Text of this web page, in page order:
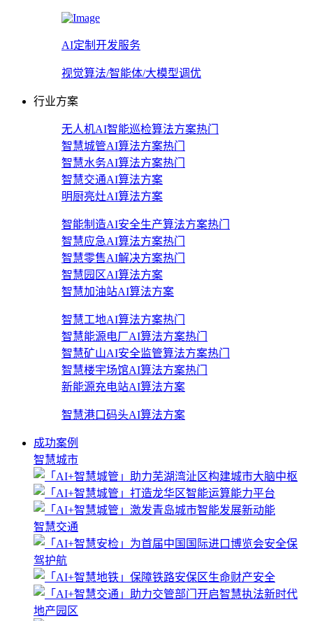
AI定制开发服务
视觉算法/智能体/大模型调优
行业方案
无人机AI智能巡检算法方案热门
智慧城管AI算法方案热门
智慧水务AI算法方案热门
智慧交通AI算法方案
明厨亮灶AI算法方案
智能制造AI安全生产算法方案热门
智慧应急AI算法方案热门
智慧零售AI解决方案热门
智慧园区AI算法方案
智慧加油站AI算法方案
智慧工地AI算法方案热门
智慧能源电厂AI算法方案热门
智慧矿山AI安全监管算法方案热门
智慧楼宇场馆AI算法方案热门
新能源充电站AI算法方案
智慧港口码头AI算法方案
成功案例
智慧城市
智慧交通
地产园区